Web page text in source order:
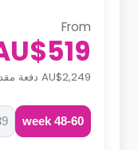
From
AU$2,249 دفعة مقدمة
48-60 week